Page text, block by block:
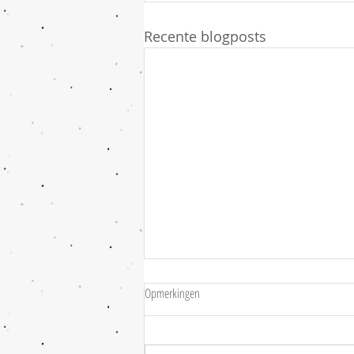
Recente blogposts
Fijne jaarwisseling...
Op naar een nieuw jaar 🗓 vol
Opmerkingen